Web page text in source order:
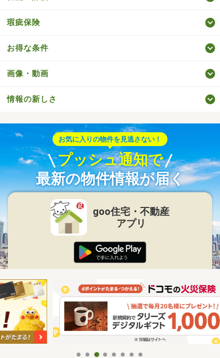
瑕疵保険
お得な条件
画像・動画
情報の新しさ
お気に入りの物件を見逃さない！
プッシュ通知で
最新の物件情報が届く
goo住宅・不動産
アプリ